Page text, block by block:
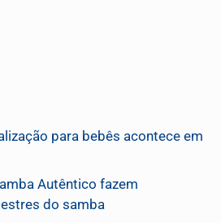
para bebês acontece em
Autêntico fazem
do samba